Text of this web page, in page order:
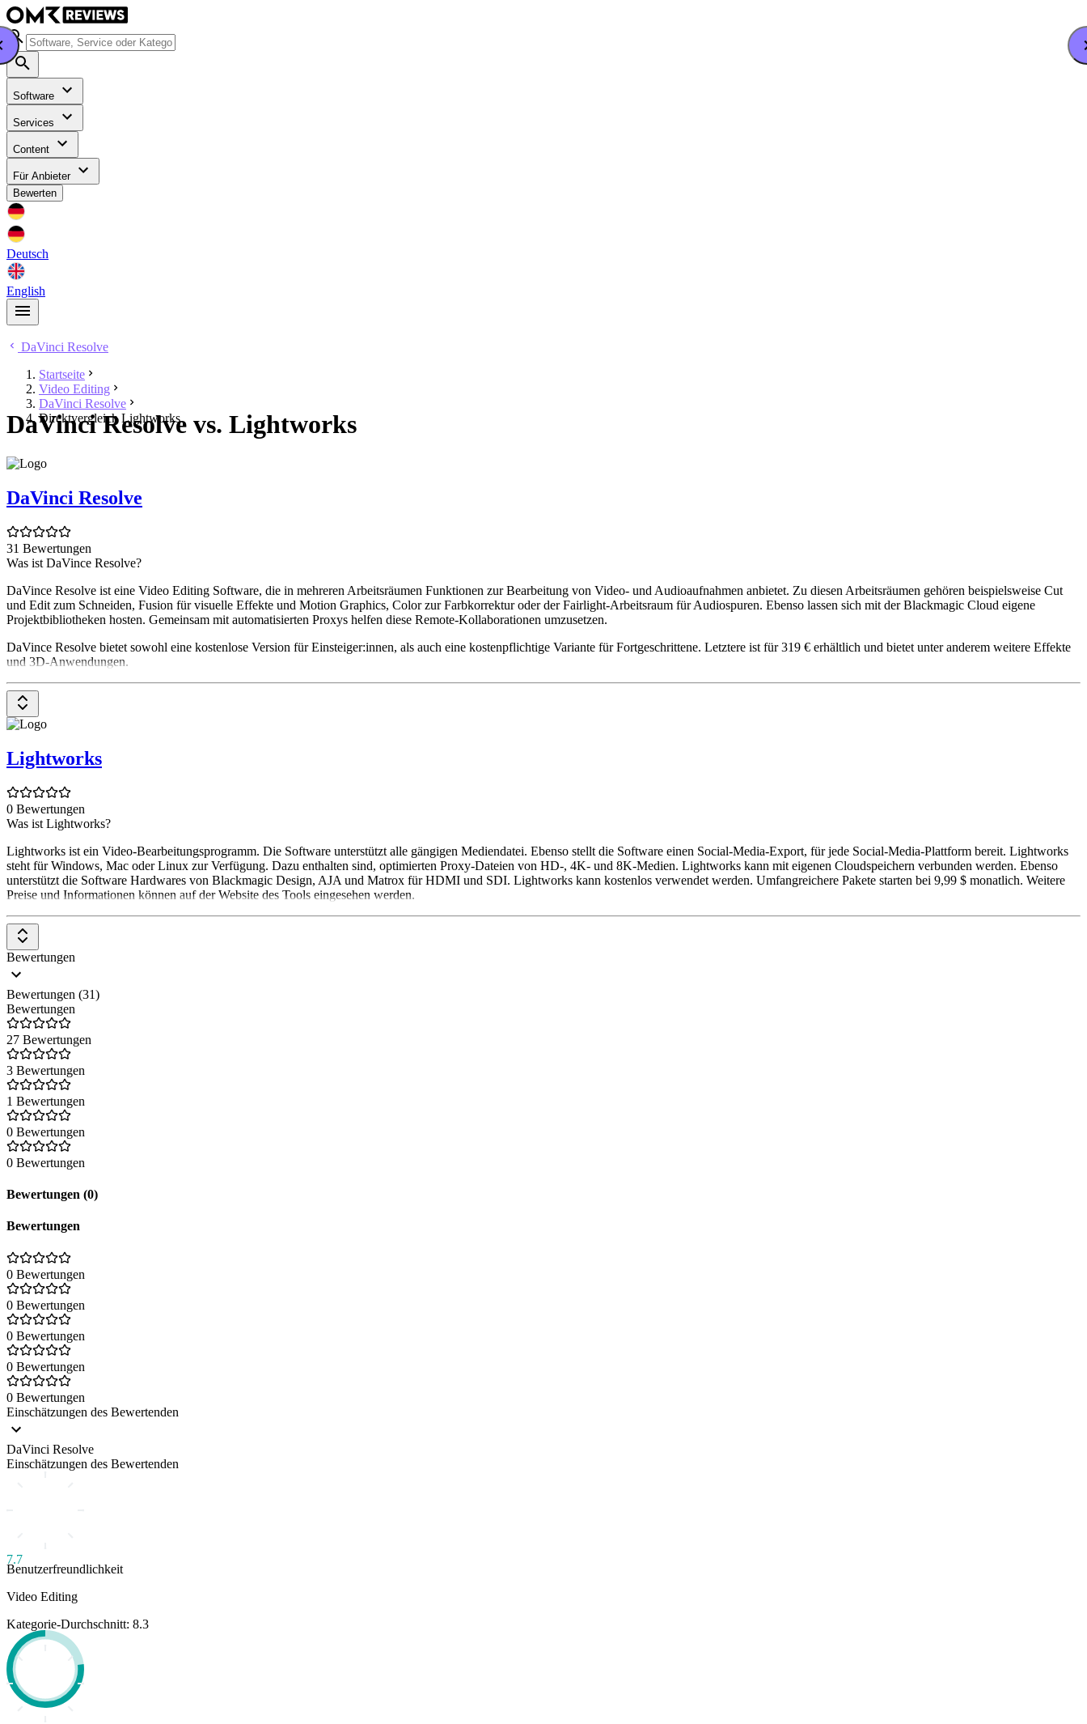
Software
Services
Content
Für Anbieter
Bewerten
Deutsch
English
DaVinci Resolve
Startseite
Video Editing
DaVinci Resolve
Direktvergleich Lightworks
DaVinci Resolve vs. Lightworks
DaVinci Resolve
31 Bewertungen
Was ist DaVince Resolve?
DaVince Resolve ist eine Video Editing Software, die in mehreren Arbeitsräumen Funktionen zur Bearbeitung von Video- und Audioaufnahmen anbietet. Zu diesen Arbeitsräumen gehören beispielsweise Cut
und Edit zum Schneiden, Fusion für visuelle Effekte und Motion Graphics, Color zur Farbkorrektur oder der Fairlight-Arbeitsraum für Audiospuren. Ebenso lassen sich mit der Blackmagic Cloud eigene
Projektbibliotheken hosten. Gemeinsam mit automatisierten Proxys helfen diese Remote-Kollaborationen umzusetzen.
DaVince Resolve bietet sowohl eine kostenlose Version für Einsteiger:innen, als auch eine kostenpflichtige Variante für Fortgeschrittene. Letztere ist für 319 € erhältlich und bietet unter anderem weitere Effekte
und 3D-Anwendungen.
Lightworks
0 Bewertungen
Was ist Lightworks?
Lightworks ist ein Video-Bearbeitungsprogramm. Die Software unterstützt alle gängigen Mediendatei. Ebenso stellt die Software einen Social-Media-Export, für jede Social-Media-Plattform bereit. Lightworks
steht für Windows, Mac oder Linux zur Verfügung. Dazu enthalten sind, optimierten Proxy-Dateien von HD-, 4K- und 8K-Medien. Lightworks kann mit eigenen Cloudspeichern verbunden werden. Ebenso
unterstützt die Software Hardwares von Blackmagic Design, AJA und Matrox für HDMI und SDI. Lightworks kann kostenlos verwendet werden. Umfangreichere Pakete starten bei 9,99 $ monatlich. Weitere
Preise und Informationen können auf der Website des Tools eingesehen werden.
Bewertungen
Bewertungen (31)
Bewertungen
27 Bewertungen
3 Bewertungen
1 Bewertungen
0 Bewertungen
0 Bewertungen
Bewertungen (0)
Bewertungen
0 Bewertungen
0 Bewertungen
0 Bewertungen
0 Bewertungen
0 Bewertungen
Einschätzungen des Bewertenden
DaVinci Resolve
Einschätzungen des Bewertenden
7.7
Benutzerfreundlichkeit
Video Editing
Kategorie-Durchschnitt: 8.3